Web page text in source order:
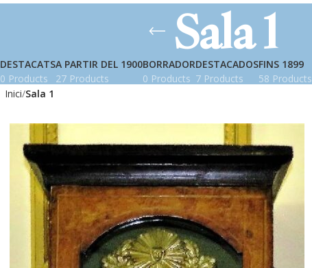
Sala 1
DESTACATS
0 Products
A PARTIR DEL 1900
27 Products
BORRADOR
0 Products
DESTACADOS
7 Products
FINS 1899
58 Products
Inici Sala 1